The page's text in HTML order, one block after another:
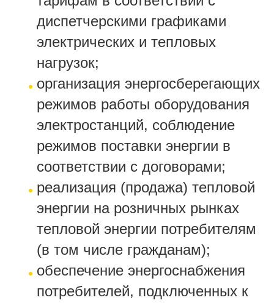
диспетчерскими графиками
электрических и тепловых
нагрузок;
организация энергосберегающих
режимов работы оборудования
электростанций, соблюдение
режимов поставки энергии в
соответствии с договорами;
реализация (продажа) тепловой
энергии на розничных рынках
тепловой энергии потребителям
(в том числе гражданам);
обеспечение энергоснабжения
потребителей, подключенных к